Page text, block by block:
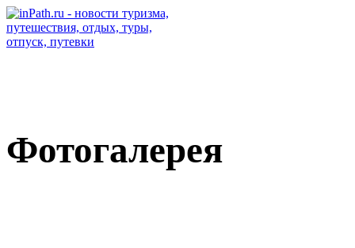
Фотогалерея